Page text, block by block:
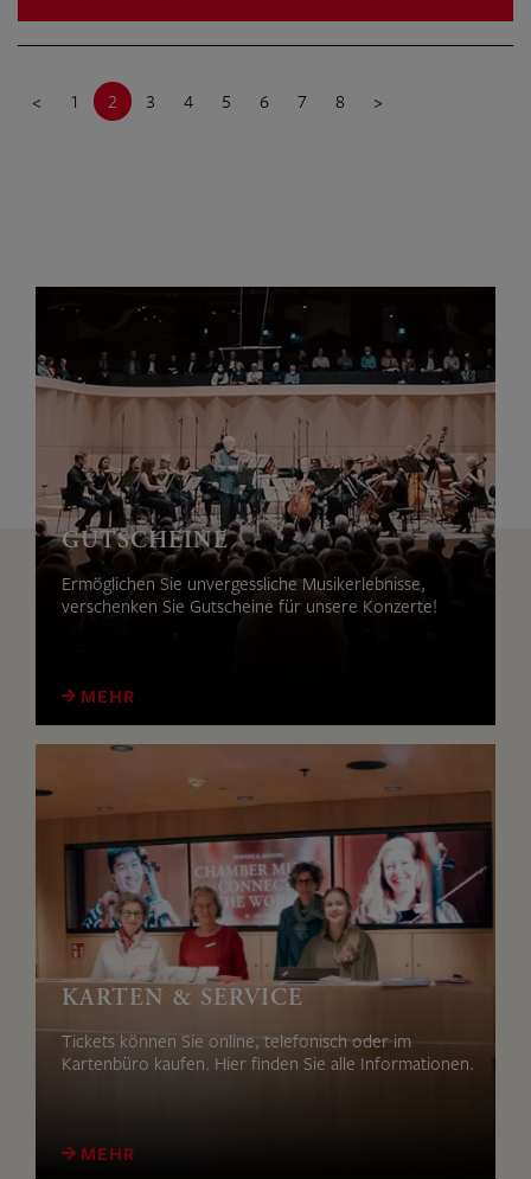
< 1 2 3 4 5 6 7 8 >
GUTSCHEINE
Ermöglichen Sie unvergessliche Musikerlebnisse,
verschenken Sie Gutscheine für unsere Konzerte!
MEHR
KARTEN & SERVICE
Tickets können Sie online, telefonisch oder im
Kartenbüro kaufen. Hier finden Sie alle Informationen.
MEHR